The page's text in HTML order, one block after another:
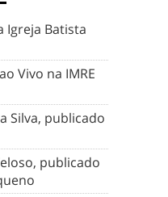
Igreja Batista
Vivo na IMRE
Silva, publicado
publicado